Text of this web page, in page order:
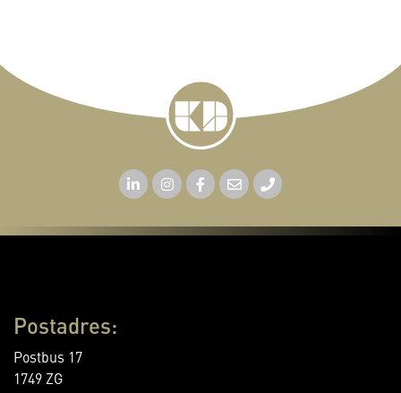
Postadres:
Postbus 17
1749 ZG